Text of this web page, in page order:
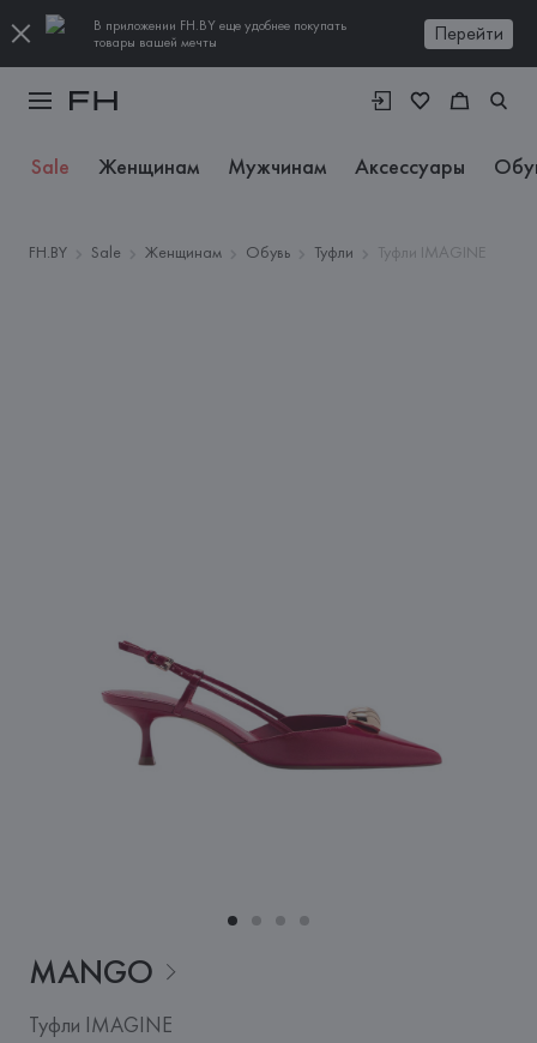
В приложении FH.BY еще удобнее покупать
товары вашей мечты
Перейти
Sale Женщинам Мужчинам Аксессуары
FH.BY Sale Женщинам Обувь Туфли Туфли IMAGINE
MANGO
Туфли IMAGINE